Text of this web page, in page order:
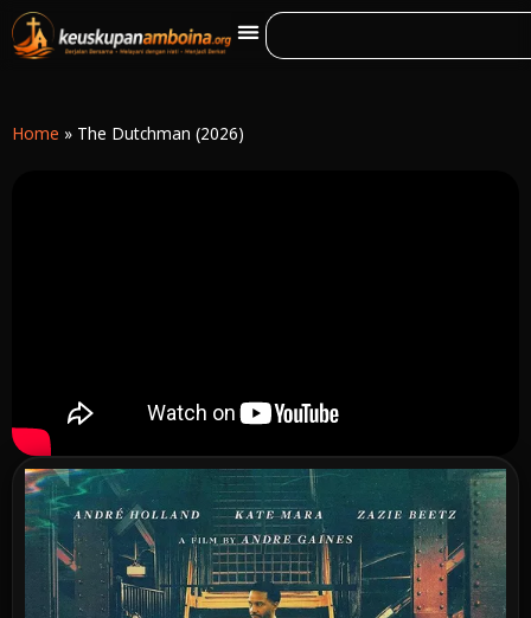
Home » The Dutchman (2026)